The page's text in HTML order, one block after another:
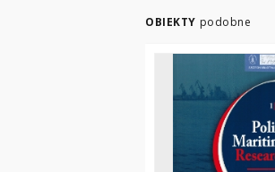
OBIEKTY podobne